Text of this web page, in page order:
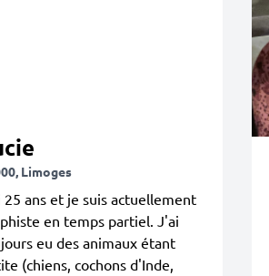
Limoges
25 ans et je suis actuellement
en temps partiel. J'ai
eu des animaux étant
(chiens, cochons d'Inde,